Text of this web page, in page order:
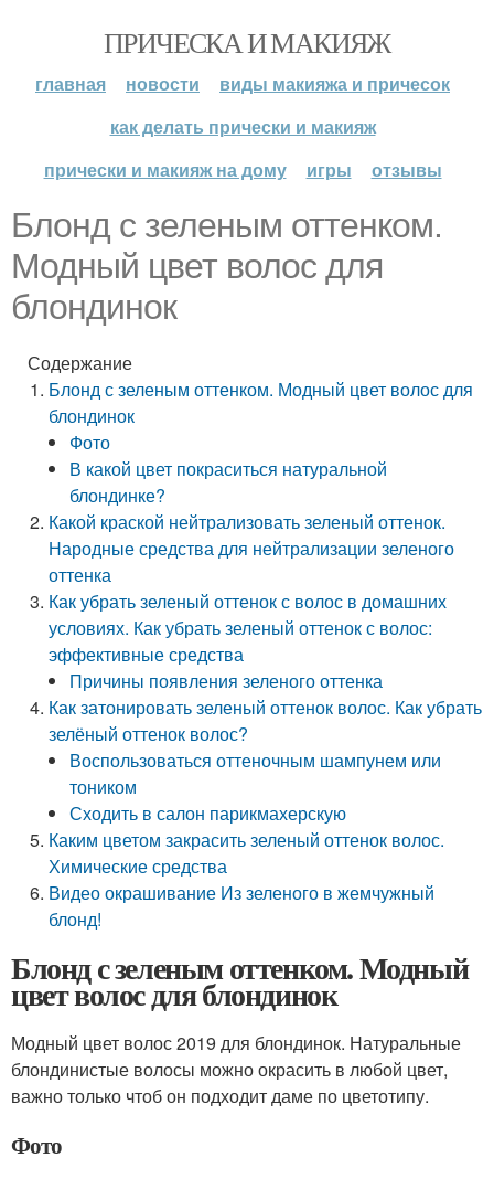
ПРИЧЕСКА И МАКИЯЖ
главная новости
виды макияжа и причесок
как делать прически и макияж
прически и макияж на дому
игры отзывы
Блонд с зеленым оттенком.
Модный цвет волос для
блондинок
Содержание
Блонд с зеленым оттенком. Модный цвет волос для
блондинок
Фото
В какой цвет покраситься натуральной
блондинке?
Какой краской нейтрализовать зеленый оттенок.
Народные средства для нейтрализации зеленого
оттенка
Как убрать зеленый оттенок с волос в домашних
условиях. Как убрать зеленый оттенок с волос:
эффективные средства
Причины появления зеленого оттенка
Как затонировать зеленый оттенок волос. Как убрать
зелёный оттенок волос?
Воспользоваться оттеночным шампунем или
тоником
Сходить в салон парикмахерскую
Каким цветом закрасить зеленый оттенок волос.
Химические средства
Видео окрашивание Из зеленого в жемчужный
блонд!
Блонд с зеленым оттенком. Модный
цвет волос для блондинок
Модный цвет волос 2019 для блондинок. Натуральные
блондинистые волосы можно окрасить в любой цвет,
важно только чтоб он подходит даме по цветотипу.
Фото